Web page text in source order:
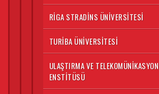
RIGA STRADINS ÜNIVERSITESI
TURIBA ÜNIVERSITESI
ULAŞTIRMA VE TELEKOMÜNIKASYON
ENSTITÜSÜ